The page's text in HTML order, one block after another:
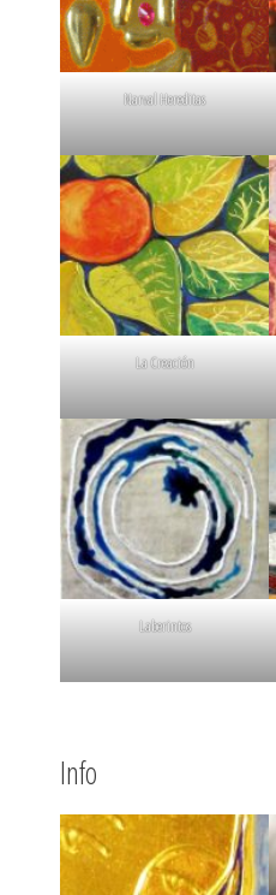
Narval Hereditas
La Creación
Laberintos
Info